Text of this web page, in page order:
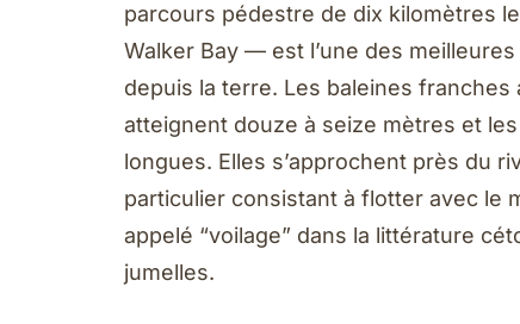
parcours pédestre de dix kilomètres
Walker Bay — est l’une des
depuis la terre. Les baleines
atteignent douze à seize mètres et
longues. Elles s’approchent près du
particulier consistant à flotter avec le
appelé “voilage” dans la littérature
jumelles.